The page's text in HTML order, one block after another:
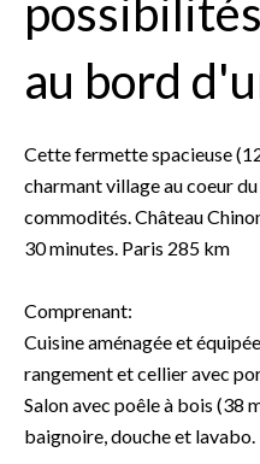
au bord
Cette fermette spacieuse
charmant village au coeur
commodités. Château
30 minutes. Paris 285 km
Comprenant:
Cuisine aménagée et
rangement et cellier avec
Salon avec poêle à bois (38
baignoire, douche et lavabo.